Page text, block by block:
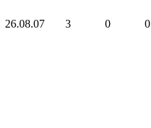
26.08.07 3 0 0